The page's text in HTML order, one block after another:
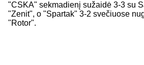
"CSKA" sekmadienį sužaidė 3-3 su
"Zenit", o "Spartak" 3-2 svečiuose
"Rotor".